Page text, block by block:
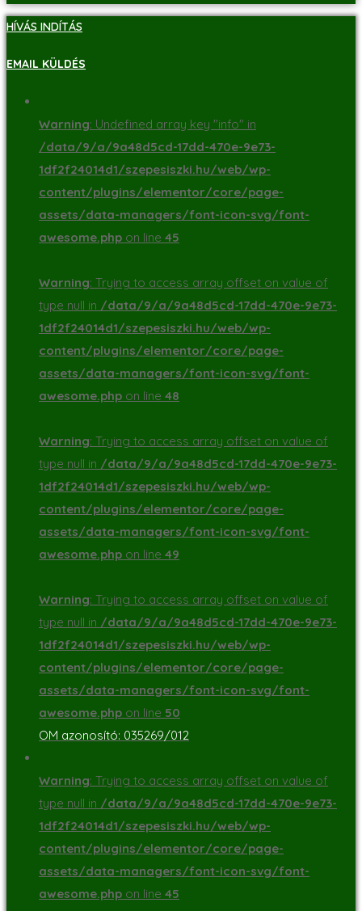
HÍVÁS INDÍTÁS
EMAIL KÜLDÉS
Warning: Undefined array key "info" in
/data/9/a/9a48d5cd-17dd-470e-9e73-
1df2f24014d1/szepesiszki.hu/web/wp-
content/plugins/elementor/core/page-
assets/data-managers/font-icon-svg/font-
awesome.php on line 45
Warning: Trying to access array offset on value of
type null in /data/9/a/9a48d5cd-17dd-470e-9e73-
1df2f24014d1/szepesiszki.hu/web/wp-
content/plugins/elementor/core/page-
assets/data-managers/font-icon-svg/font-
awesome.php on line 48
Warning: Trying to access array offset on value of
type null in /data/9/a/9a48d5cd-17dd-470e-9e73-
1df2f24014d1/szepesiszki.hu/web/wp-
content/plugins/elementor/core/page-
assets/data-managers/font-icon-svg/font-
awesome.php on line 49
Warning: Trying to access array offset on value of
type null in /data/9/a/9a48d5cd-17dd-470e-9e73-
1df2f24014d1/szepesiszki.hu/web/wp-
content/plugins/elementor/core/page-
assets/data-managers/font-icon-svg/font-
awesome.php on line 50
OM azonosító: 035269/012
Warning: Trying to access array offset on value of
type null in /data/9/a/9a48d5cd-17dd-470e-9e73-
1df2f24014d1/szepesiszki.hu/web/wp-
content/plugins/elementor/core/page-
assets/data-managers/font-icon-svg/font-
awesome.php on line 45